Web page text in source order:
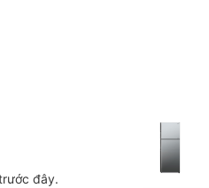
đây.